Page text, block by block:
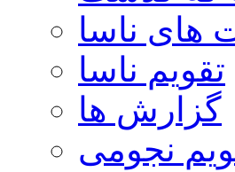
های ناسا
تقویم ناسا
گزارش ها
نجومی